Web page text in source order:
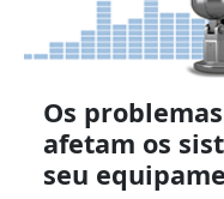
Os
afetam os
seu